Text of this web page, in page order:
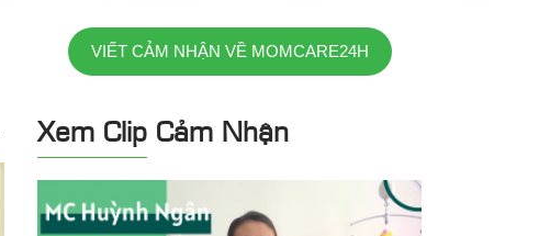
VIẾT CẢM NHẬN VỀ MOMCARE24H
Xem Clip Cảm Nhận